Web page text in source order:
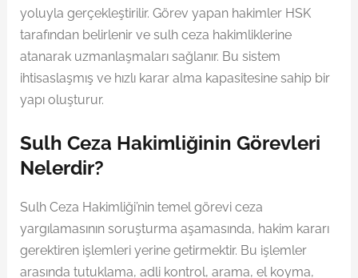
yoluyla gerçekleştirilir. Görev yapan hakimler HSK
tarafından belirlenir ve sulh ceza hakimliklerine
atanarak uzmanlaşmaları sağlanır. Bu sistem
ihtisaslaşmış ve hızlı karar alma kapasitesine sahip bir
yapı oluşturur.
Sulh Ceza Hakimliğinin Görevleri
Nelerdir?
Sulh Ceza Hakimliği’nin temel görevi ceza
yargılamasının soruşturma aşamasında, hakim kararı
gerektiren işlemleri yerine getirmektir. Bu işlemler
arasında tutuklama, adli kontrol, arama, el koyma,